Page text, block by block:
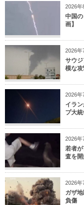
2026年
中国
画】
2026年
サウ
模な
2026年
イラ
プ大
2026年
若者
査を
2026年
ガザ
負傷